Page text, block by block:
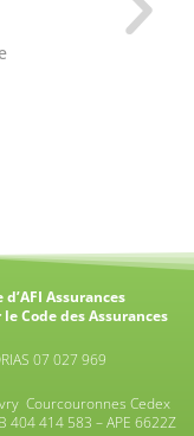
Assurances
Code des Assurances
07 027 969
Courcouronnes Cedex
404 414 583 – APE 6622Z